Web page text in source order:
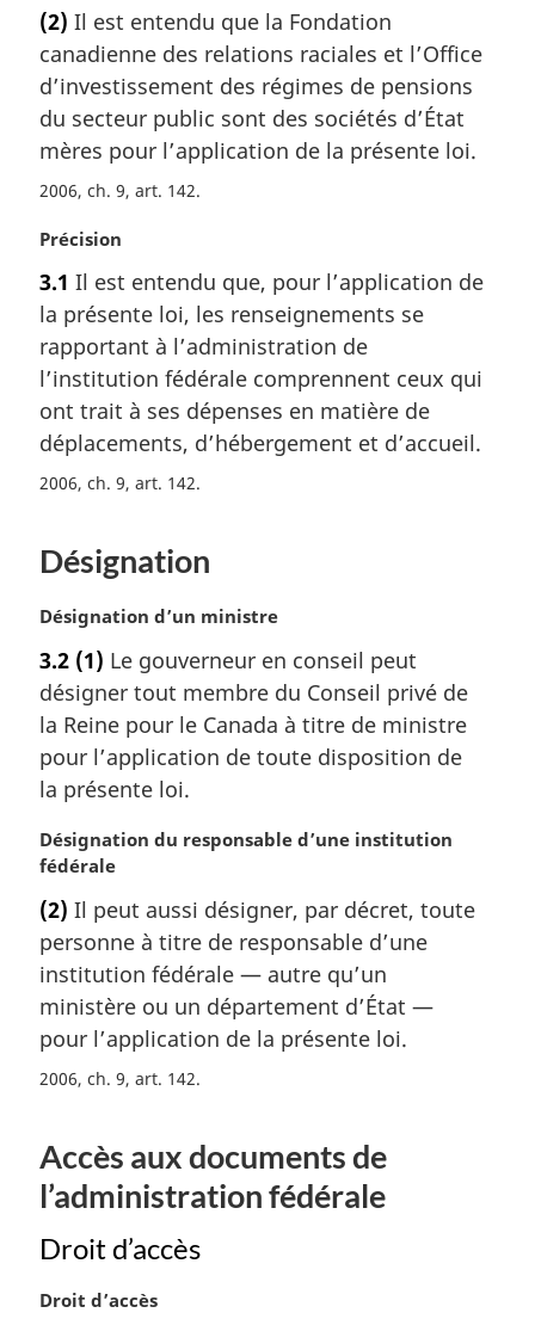
:t
e
m
a
g
i
a
e
:
(2) Il est entendu que la Fondation
canadienne des relations raciales et l’Office
d’investissement des régimes de pensions
du secteur public sont des sociétés d’État
mères pour l’application de la présente loi.
2006, ch. 9, art. 142
N
t
e
m
a
g
i
n
e
:
Précision
3.1 Il est entendu que, pour l’application de
la présente loi, les renseignements se
rapportant à l’administration de
l’institution fédérale comprennent ceux qui
ont trait à ses dépenses en matière de
déplacements, d’hébergement et d’accueil.
2006, ch. 9, art. 142
Désignation
N
t
e
m
r
g
n
a
l
:
Désignation d’un ministre
3.2 (1) Le gouverneur en conseil peut
désigner tout membre du Conseil privé de
la Reine pour le Canada à titre de ministre
pour l’application de toute disposition de
la présente loi.
N
o
e
m
a
r
i
n
e
:
Désignation du responsable d’une institution
fédérale
(2) Il peut aussi désigner, par décret, toute
personne à titre de responsable d’une
institution fédérale — autre qu’un
ministère ou un département d’État —
pour l’application de la présente loi.
2006, ch. 9, art. 142
Accès aux documents de
l’administration fédérale
Droit d’accès
N
Droit d’accès